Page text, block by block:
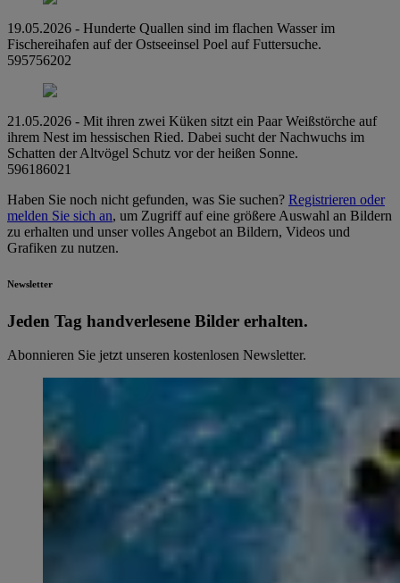
19.05.2026 - Hunderte Quallen sind im flachen Wasser im
Fischereihafen auf der Ostseeinsel Poel auf Futtersuche.
595756202
21.05.2026 - Mit ihren zwei Küken sitzt ein Paar Weißstörche auf
ihrem Nest im hessischen Ried. Dabei sucht der Nachwuchs im
Schatten der Altvögel Schutz vor der heißen Sonne.
596186021
Haben Sie noch nicht gefunden, was Sie suchen? Registrieren oder
melden Sie sich an, um Zugriff auf eine größere Auswahl an Bildern
zu erhalten und unser volles Angebot an Bildern, Videos und
Grafiken zu nutzen.
Newsletter
Jeden Tag hand­ver­le­se­ne Bilder erhalten.
Abonnieren Sie jetzt unseren kostenlosen Newsletter.